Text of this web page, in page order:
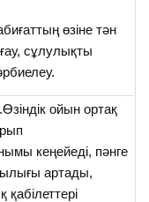
өзіне тән
сұлулықты
ойын ортақ
кеңейеді, пәнге
артады,